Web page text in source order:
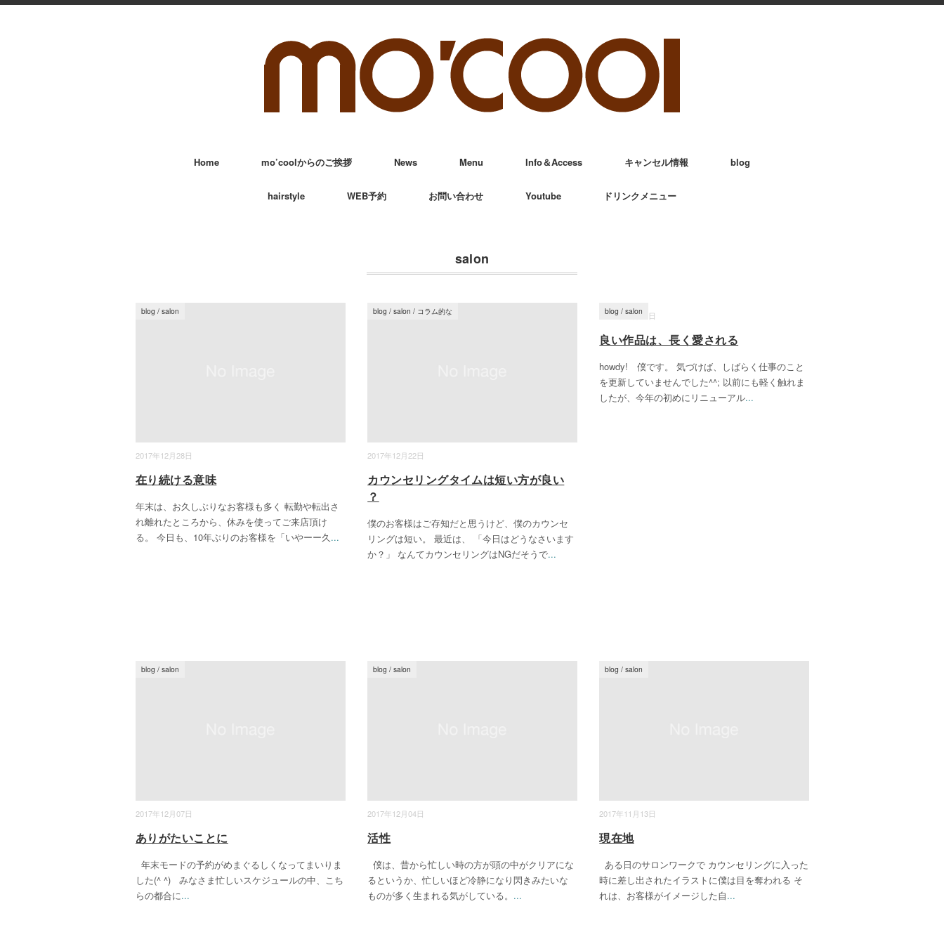
Home mo’coolからのご挨拶 News Menu Info＆Access キャンセル情報 blog
hairstyle WEB予約 お問い合わせ Youtube ドリンクメニュー
salon
2017年12月28日
blog / salon
在り続ける意味
年末は、お久しぶりなお客様も多く 転勤や転出さ
れ離れたところから、休みを使ってご来店頂け
る。 今日も、10年ぶりのお客様を「いやーー久...
2017年12月22日
blog /salon / コラム的な
カウンセリングタイムは短い方が良い
？
僕のお客様はご存知だと思うけど、僕のカウンセ
リングは短い。 最近は、 「今日はどうなさいます
か？」 なんてカウンセリングはNGだそうで...
2017年12月14日
blog /salon
良い作品は、長く愛される
howdy! 僕です。 気づけば、しばらく仕事のこと
を更新していませんでした^^; 以前にも軽く触れま
したが、今年の初めにリニューアル...
2017年12月07日
blog / salon
ありがたいことに
年末モードの予約がめまぐるしくなってまいりま
した(^ ^) みなさま忙しいスケジュールの中、こち
らの都合に...
2017年12月04日
blog /salon
活性
僕は、昔から忙しい時の方が頭の中がクリアにな
るというか、忙しいほど冷静になり閃きみたいな
ものが多く生まれる気がしている。 ...
2017年11月13日
blog /salon
現在地
ある日のサロンワークで カウンセリングに入った
時に差し出されたイラストに僕は目を奪われる そ
れは、お客様がイメージした自...